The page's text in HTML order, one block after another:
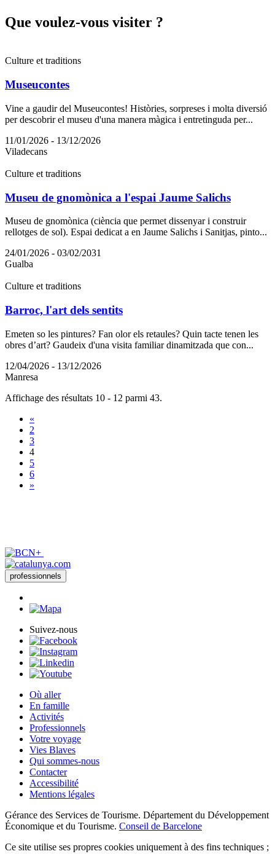
Que voulez-vous visiter ?
Culture et traditions
Museucontes
Vine a gaudir del Museucontes! Històries, sorpreses i molta diversió
per descobrir el museu d'una manera màgica i entretinguda per...
11/01/2026 - 13/12/2026
Viladecans
Culture et traditions
Museu de gnomònica a l'espai Jaume Salichs
Museu de gnomònica (ciència que permet dissenyar i construir
rellotges de sol). Espai dedicat a en Jaume Salichs i Sanitjas, pinto...
24/01/2026 - 03/02/2031
Gualba
Culture et traditions
Barroc, l'art dels sentits
Emeten so les pintures? Fan olor els retaules? Quin tacte tenen les
obres d’art? Gaudeix d'una visita familiar dinamitzada que con...
12/04/2026 - 13/12/2026
Manresa
Affichage des résultats 10 - 12 parmi 43.
«
2
3
4
5
6
»
professionnels
Suivez-nous
Où aller
En famille
Activités
Professionnels
Votre voyage
Vies Blaves
Qui sommes-nous
Contacter
Accessibilité
Mentions légales
Gérance des Services de Tourisme. Département du Développement
Économique et du Tourisme. Conseil de Barcelone
Ce site utilise ses propres cookies uniquement à des fins techniques ;